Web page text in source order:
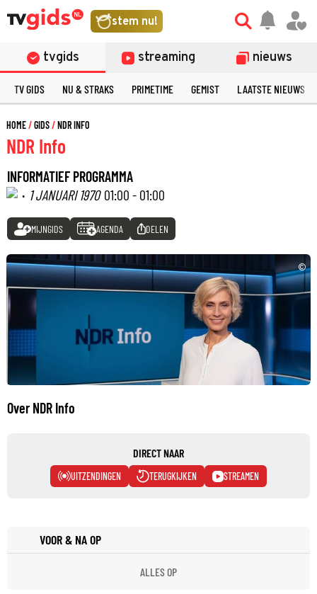
stem nu!
tvgids streaming nieuws
TV GIDS NU & STRAKS PRIMETIME GEMIST LAATSTE NIEUWS
HOME GIDS NDR INFO
NDR Info
INFORMATIEF PROGRAMMA
· 1 JANUARI 1970 01:00 - 01:00
MIJNGIDS AGENDA DELEN
©
Over NDR Info
DIRECT NAAR
UITZENDINGEN TERUGKIJKEN STREAMEN
VOOR & NA OP
ALLES OP